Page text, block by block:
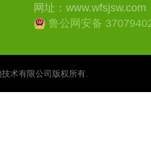
网址：www.wfsjsw.com
鲁公网安备
技术有限公司版权所有.